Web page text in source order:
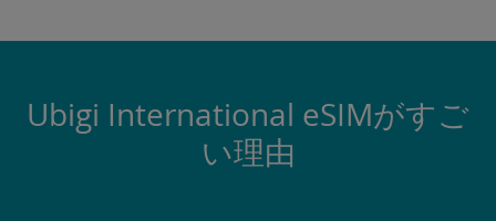
Ubigi International eSIMがすご
い理由